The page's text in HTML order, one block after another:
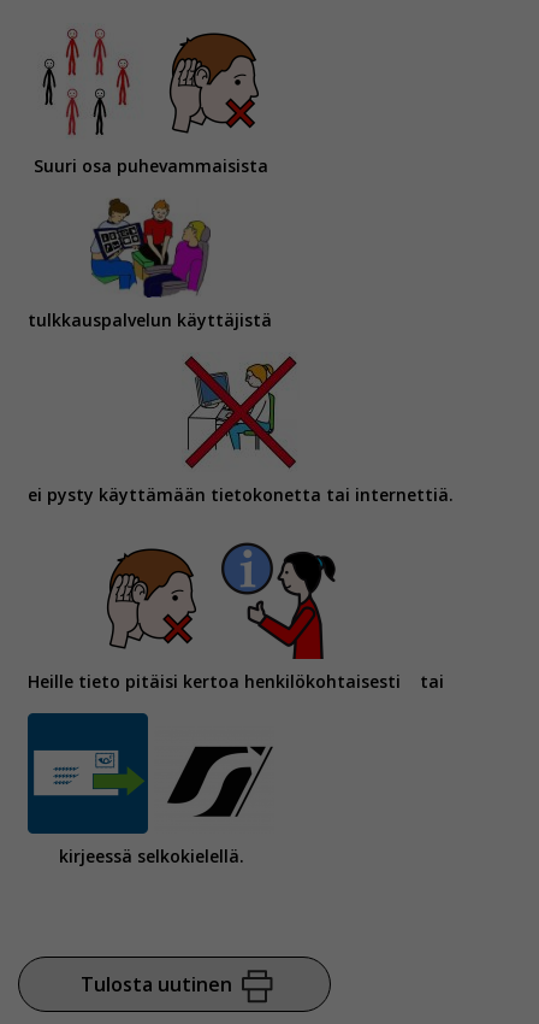
Suuri osa puhevammaisista
tulkkauspalvelun käyttäjistä
ei pysty käyttämään tietokonetta tai internettiä.
Heille tieto pitäisi kertoa henkilökohtaisesti tai
kirjeessä selkokielellä.
Tulosta uutinen